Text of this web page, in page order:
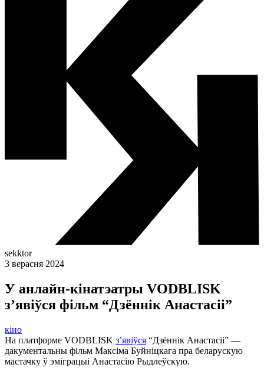
sekktor
3 верасня 2024
У анлайн-кінатэатры VODBLISK
з’явіўся фільм “Дзённік Анастасіі”
кіно
На платформе VODBLISK з’явіўся “Дзённік Анастасіі” —
дакументальны фільм Максіма Буйніцкага пра беларускую
мастачку ў эміграцыі Анастасію Рыдлеўскую.